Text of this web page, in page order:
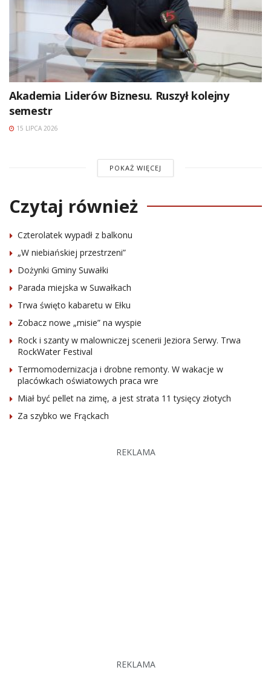
Akademia Liderów Biznesu. Ruszył kolejny
semestr
15 LIPCA 2026
POKAŻ WIĘCEJ
Czytaj również
Czterolatek wypadł z balkonu
„W niebiańskiej przestrzeni”
Dożynki Gminy Suwałki
Parada miejska w Suwałkach
Trwa święto kabaretu w Ełku
Zobacz nowe „misie” na wyspie
Rock i szanty w malowniczej scenerii Jeziora Serwy. Trwa
RockWater Festival
Termomodernizacja i drobne remonty. W wakacje w
placówkach oświatowych praca wre
Miał być pellet na zimę, a jest strata 11 tysięcy złotych
Za szybko we Frąckach
REKLAMA
REKLAMA